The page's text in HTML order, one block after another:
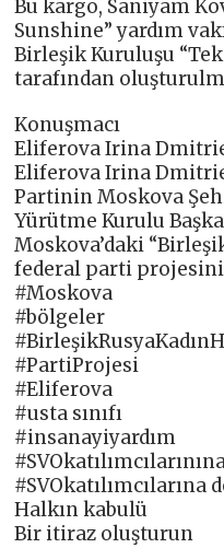
Bu kargo, Saniyam
Sunshine” yardım
Birleşik Kuruluşu
tarafından
Konuşmacı
Eliferova Irina
Eliferova Irina
Partinin Moskova
Yürütme Kurulu
Moskova’daki
federal parti
#Moskova
#bölgeler
#PartiProjesi
#Eliferova
#usta sınıfı
#insanayiyardım
#SVOkatılımcılarına
Halkın kabulü
Bir itiraz oluşturun